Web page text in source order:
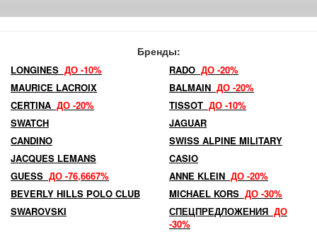
Бренды:
LONGINES ДО -10% RADO ДО -20%
MAURICE LACROIX
BALMAIN ДО -20%
CERTINA ДО -20% TISSOT ДО -10%
SWATCH
JAGUAR
CANDINO
SWISS ALPINE MILITARY
JACQUES LEMANS
CASIO
GUESS ДО -76,6667% ANNE KLEIN ДО -20%
BEVERLY HILLS POLO CLUB
MICHAEL KORS ДО -30%
SWAROVSKI
СПЕЦПРЕДЛОЖЕНИЯ ДО
-30%